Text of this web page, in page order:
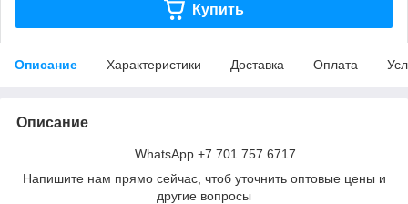
Купить
Описание Характеристики Доставка Оплата
Описание
WhatsApp +7 701 757 6717
Напишите нам прямо сейчас, чтоб уточнить оптовые цены и
другие вопросы